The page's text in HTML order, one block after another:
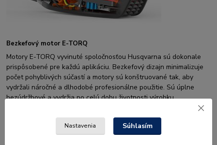
Bezkefový motor E-TORQ
Motory E-TORQ vyvinuté spoločnosťou Husqvarna sú dokonale
prispôsobené pre každú aplikáciu. Bezkefový dizajn minimalizuje
počet pohyblivých súčastí a motory sú konštruované tak, aby
vydržali náročné a dlhodobé profesionálne použitie. Sú úplne
bezúdržbové a vydržia po celú dobu životnosti výrobku.
Nastavenia Súhlasím